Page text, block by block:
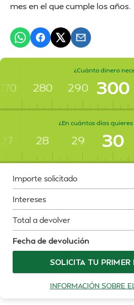
mes en el que cumple los años.
¿Cuánto dinero
280 290 300
¿En cuántos días
27 28 29 30
Importe solicitado
Intereses
Total a devolver
Fecha de devolución
SOLICITA TU PRIMER
INFORMACIÓN SOBRE